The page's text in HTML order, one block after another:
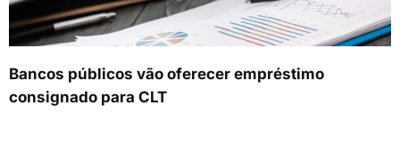
Bancos públicos vão oferecer empréstimo
consignado para CLT